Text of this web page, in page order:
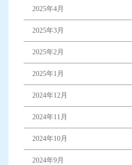
2025年4月
2025年3月
2025年2月
2025年1月
2024年12月
2024年11月
2024年10月
2024年9月